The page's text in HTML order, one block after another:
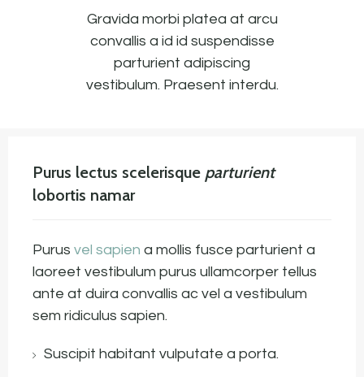
Gravida morbi platea at arcu
convallis a id id suspendisse
parturient adipiscing
vestibulum. Praesent interdu.
Purus lectus scelerisque parturient
lobortis namar
Purus vel sapien a mollis fusce parturient a
laoreet vestibulum purus ullamcorper tellus
ante at duira convallis ac vel a vestibulum
sem ridiculus sapien.
Suscipit habitant vulputate a porta.